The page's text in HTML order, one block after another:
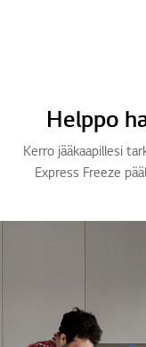
Helppo
Kerro jääkaapillesi
Express Freeze